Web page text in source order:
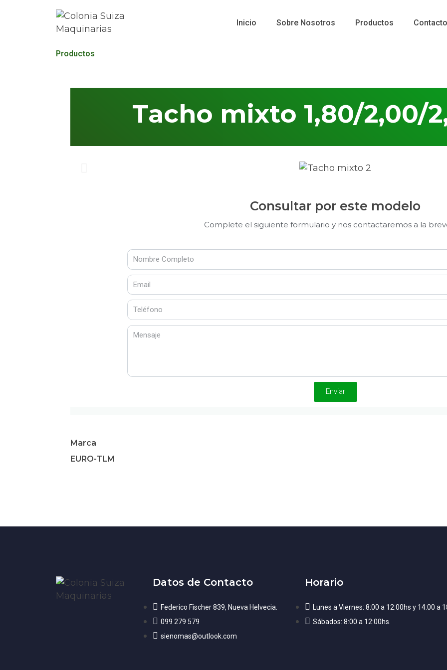
Inicio Sobre Nosotros Productos Contacto
Productos
Tacho mixto 1,80/2,00/
Consultar por este modelo
Complete el siguiente formulario y nos contactaremos a la
Enviar
Marca
EURO-TLM
Datos de Contacto
Federico Fischer 839, Nueva Helvecia.
099 279 579
sienomas@outlook.com
Horario
Lunes a Viernes: 8:00 a 12:00hs y 14:00 a
Sábados: 8:00 a 12:00hs.